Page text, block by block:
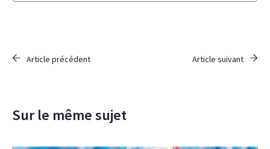
Article précédent Article suivant
Sur le même sujet